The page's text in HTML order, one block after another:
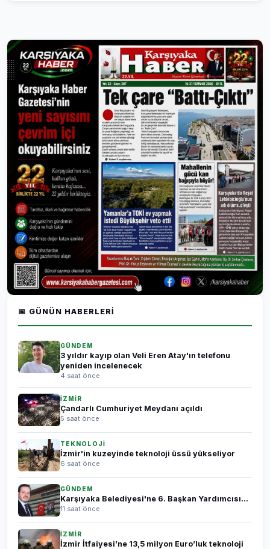
📅 GÜNÜN HABERLERI
GÜNDEM
3 yıldır kayıp olan Veli Eren Atay'ın telefonu
yeniden incelenecek
4 saat önce
İZMİR
Çandarlı Cumhuriyet Meydanı açıldı
5 saat önce
TEKNOLOJİ
İzmir'in kuzeyinde teknoloji üssü yükseliyor
6 saat önce
GÜNDEM
Karşıyaka Belediyesi'ne 6. Başkan Yardımcısı...
11 saat önce
İZMİR
İzmir İtfaiyesi’ne 13,5 milyon Euro’luk teknoloji